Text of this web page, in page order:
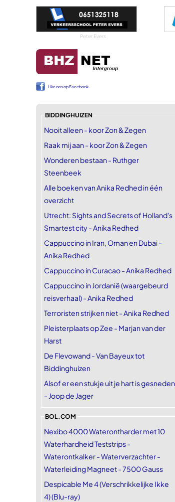
Peter Evers
Like ons op Facebook
BIDDINGHUIZEN
Nooit alleen - koor Zon & Zegen
Raak mij aan - koor Zon & Zegen
Wonderen bestaan - Ruthger
Steenbeek
Alle boeken van Anika Redhed in één
overzicht
Utrecht: Sights and Secrets of Holland's
Smartest city - Anika Redhed
Cappuccino in Iran, Oman en Dubai -
Anika Redhed
Cappuccino in Curacao - Anika Redhed
Cappuccino in Jordanië (waargebeurd
reisverhaal) - Anika Redhed
Terroristen strijken niet - Anika Redhed
Pleisterplaats op Zee - Marjan van der
Harst
De Flevowand - Van Bayeux tot
Biddinghuizen
Alsof er een stukje uit je hart is gesneden
- Joop de Jager
BOL.COM
Nexibo 4000 Waterontharder met 10
Waterhardheid Teststrips -
Waterontkalker - Waterverzachter -
Waterleiding Magneet - 7500 Gauss
Despicable Me 4 (Verschrikkelijke Ikke
4) (Blu-ray)